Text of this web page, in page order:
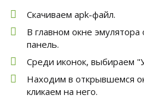
Скачиваем apk-файл.
В главном окне
панель.
Среди иконок, выбираем
Находим в открывшемся
кликаем на него.